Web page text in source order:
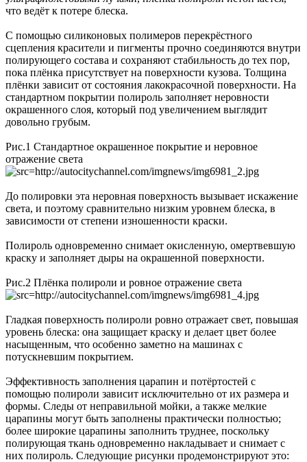
что ведёт к потере блеска.
С помощью силиконовых полимеров перекрёстного
сцепления красители и пигменты прочно соединяются внутри
полирующего состава и сохраняют стабильность до тех пор,
пока плёнка присутствует на поверхности кузова. Толщина
плёнки зависит от состояния лакокрасочной поверхности. На
стандартном покрытии полироль заполняет неровности
окрашенного слоя, который под увеличением выглядит
довольно грубым.
Рис.1 Стандартное окрашенное покрытие и неровное
отражение света
До полировки эта неровная поверхность вызывает искажение
света, и поэтому сравнительно низким уровнем блеска, в
зависимости от степени изношенности краски.
Полироль одновременно снимает окисленную, омертвевшую
краску и заполняет дыры на окрашенной поверхности.
Рис.2 Плёнка полироли и ровное отражение света
Гладкая поверхность полироли ровно отражает свет, повышая
уровень блеска: она защищает краску и делает цвет более
насыщенным, что особенно заметно на машинах с
потускневшим покрытием.
Эффективность заполнения царапин и потёртостей с
помощью полироли зависит исключительно от их размера и
формы. Следы от неправильной мойки, а также мелкие
царапины могут быть заполнены практически полностью;
более широкие царапины заполнить труднее, поскольку
полирующая ткань одновременно накладывает и снимает с
них полироль. Следующие рисунки продемонстрируют это: